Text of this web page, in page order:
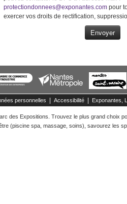
protectiondonnees@exponantes.com pour
exercer vos droits de rectification,
Envoyer
personnelles Accessibilité Exponantes,
des Expositions. Trouvez le plus grand choix
(piscine spa, massage, soins), savourez les